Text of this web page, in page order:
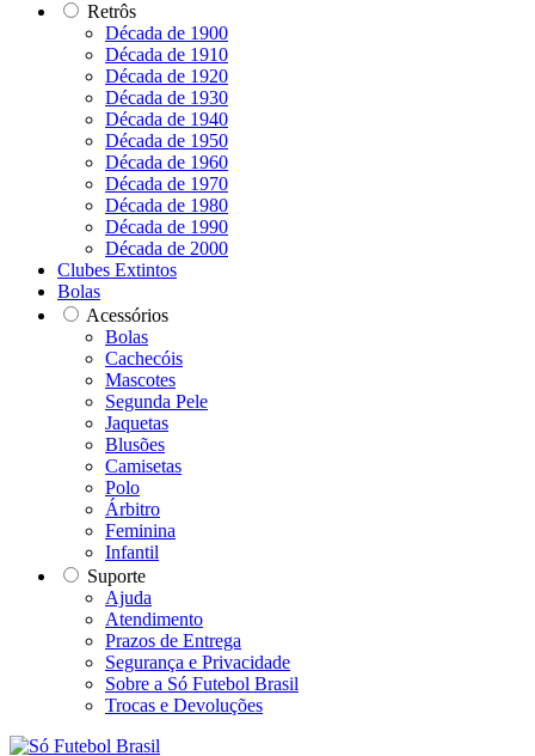
Retrôs
Década de 1900
Década de 1910
Década de 1920
Década de 1930
Década de 1940
Década de 1950
Década de 1960
Década de 1970
Década de 1980
Década de 1990
Década de 2000
Clubes Extintos
Bolas
Acessórios
Bolas
Cachecóis
Mascotes
Segunda Pele
Jaquetas
Blusões
Camisetas
Polo
Árbitro
Feminina
Infantil
Suporte
Ajuda
Atendimento
Prazos de Entrega
Segurança e Privacidade
Sobre a Só Futebol Brasil
Trocas e Devoluções